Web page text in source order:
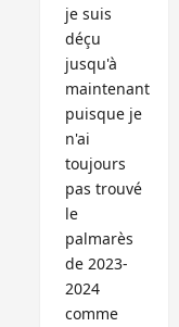
je suis
déçu
jusqu'à
maintenant
puisque je
n'ai
toujours
pas trouvé
le
palmarès
de 2023-
2024
comme